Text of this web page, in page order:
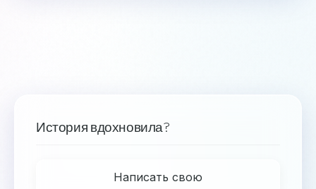
История вдохновила?
Написать свою